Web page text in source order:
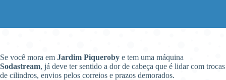
Se você mora em Jardim Piqueroby e tem uma máquina
Sodastream, já deve ter sentido a dor de cabeça que é lidar com trocas
de cilindros, envios pelos correios e prazos demorados.